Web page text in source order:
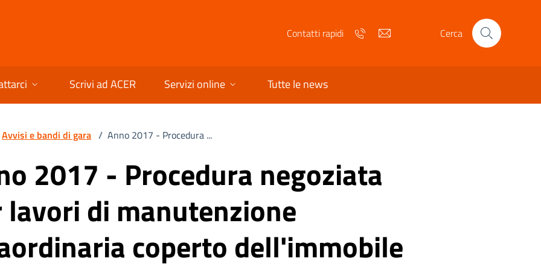
Contatti rapidi Telefono Cerca
Scrivi ad ACER Servizi online Tutte le news
Avvisi e bandi di gara / Anno 2017 - Procedura ...
2017 - Procedura negoziata
lavori di manutenzione
coperto dell'immobile